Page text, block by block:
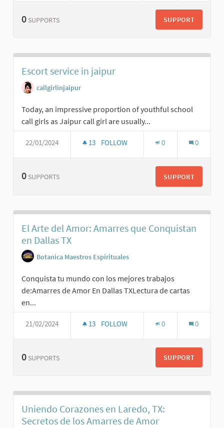
0 SUPPORTS SUPPORT
Escort service in jaipur
callgirlinjaipur
Today, an impressive proportion of youthful school
call girls as Jaipur call girl are usually...
22/01/2024 13 FOLLOW 0 0
0 SUPPORTS SUPPORT
El Arte del Amor: Amarres que Conquistan
en Dallas TX
Botanica Maestros Espirituales
Conquista tu mundo con los mejores trabajos
de:Amarres de Amor En Dallas TXLectura de cartas
en...
21/02/2024 13 FOLLOW 0 0
0 SUPPORTS SUPPORT
Uniendo Corazones en Laredo, TX:
Secretos de los Amarres de Amor